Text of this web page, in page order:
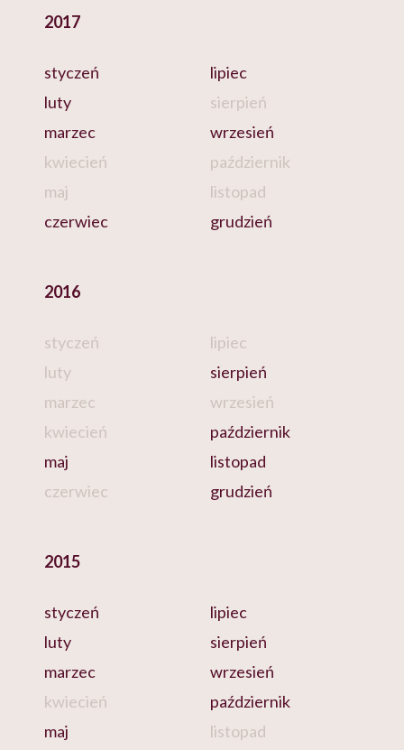
2017
styczeń
luty
marzec
kwiecień
maj
czerwiec
lipiec
sierpień
wrzesień
październik
listopad
grudzień
2016
styczeń
luty
marzec
kwiecień
maj
czerwiec
lipiec
sierpień
wrzesień
październik
listopad
grudzień
2015
styczeń
luty
marzec
kwiecień
maj
lipiec
sierpień
wrzesień
październik
listopad